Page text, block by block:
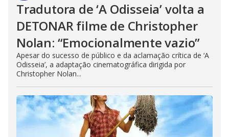
Tradutora de ‘A Odisseia’ volta a
DETONAR filme de Christopher
Nolan: “Emocionalmente vazio”
Apesar do sucesso de público e da aclamação crítica de ‘A
Odisseia’, a adaptação cinematográfica dirigida por
Christopher Nolan...